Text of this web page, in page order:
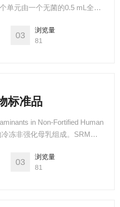
03
浏览量
81
标准品
in Non-Fortified Human
03
浏览量
81